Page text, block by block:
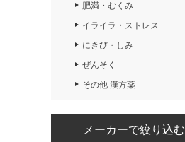
肥満・むくみ
イライラ・ストレス
にきび・しみ
ぜんそく
その他 漢方薬
メーカーで絞り込む